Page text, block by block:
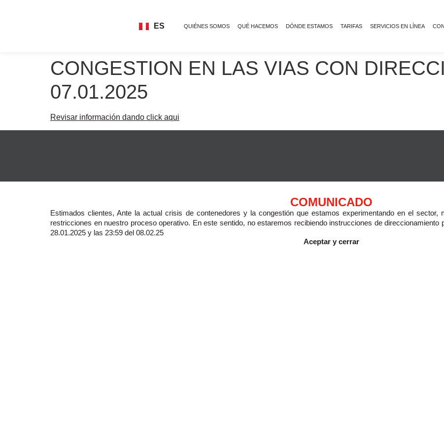
ES
EN QUIÉNES SOMOS QUÉ HACEMOS DÓNDE ESTAMOS TARIFAS SERVICIOS EN LÍNEA
CONGESTION EN LAS VIAS CON
07.01.2025
Revisar información dando click aqui
COMUNICADO
Estimados clientes, Ante la actual crisis de contenedores y la congestión que estamos experimentando en el
restricciones en nuestro proceso operativo. En este sentido, no estaremos recibiendo instrucciones de
28.01.2025 y las 23:59 del 08.02.25
Aceptar y cerrar